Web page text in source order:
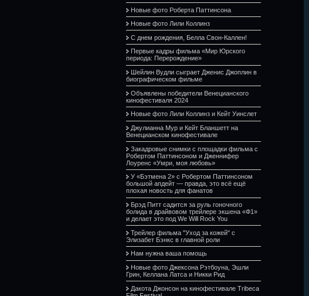
Новые фото Роберта Паттинсона
Новые фото Лили Коллинз
С днем рождения, Белла Свон-Каллен!
Первые кадры фильма «Мир Юрского
периода: Перерождение»
Шейлин Вудли сыграет Дженис Джоплин в
биографическом фильме
Объявлены победители Венецианского
кинофестиваля 2024
Новые фото Лили Коллинз и Кейт Уинслет
Джулианна Мур и Кейт Бланшетт на
Венецианском кинофестивале
Закадровые снимки с площадки фильма с
Робертом Паттинсоном и Дженнифер
Лоуренс «Умри, моя любовь»
У «Бэтмена 2» с Робертом Паттинсоном
большой апдейт — правда, это всё ещё
плохая новость для фанатов
Брэд Питт садится за руль гоночного
болида в драйвовом трейлере экшена «Ф1»
и делает это под We Will Rock You
Трейлер фильма "Уход за кожей" с
Элизабет Бэнкс в главной роли
Нам нужна ваша помощь
Новые фото Джексона Рэтбоуна, Эшли
Грин, Келлана Латса и Никки Рид
Дакота Джонсон на кинофестивале Tribeca